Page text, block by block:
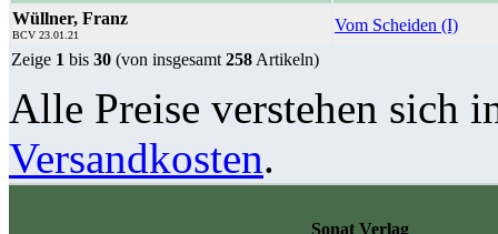
Wüllner, Franz
BCV 23.01.21
Vom Scheiden (I)
Zeige 1 bis 30 (von insgesamt 258 Artikeln)
Alle Preise verstehen sich
Versandkosten.
Sonat Verlag